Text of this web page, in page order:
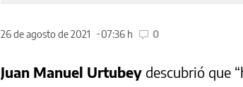
26 de agosto de 2021 07:36 h 0
Juan Manuel Urtubey descubrió que